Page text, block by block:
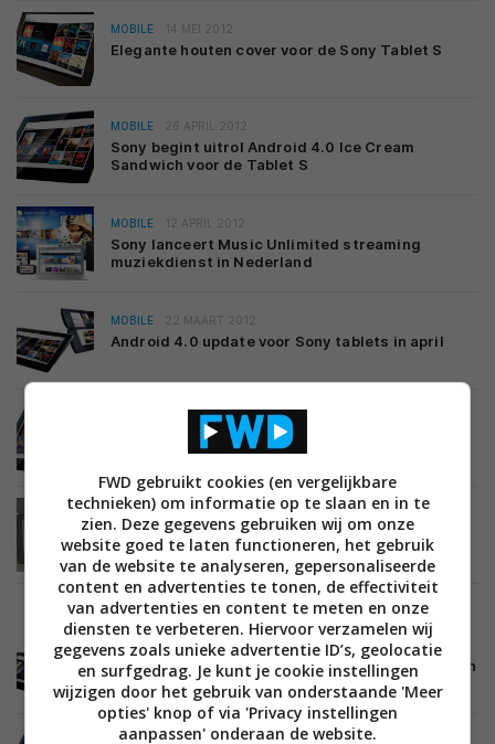
MOBILE 14 MEI 2012
Elegante houten cover voor de Sony Tablet S
MOBILE 26 APRIL 2012
Sony begint uitrol Android 4.0 Ice Cream
Sandwich voor de Tablet S
MOBILE 12 APRIL 2012
Sony lanceert Music Unlimited streaming
muziekdienst in Nederland
MOBILE 22 MAART 2012
Android 4.0 update voor Sony tablets in april
07 FEBRUARI 2012
Sony verlaagt prijs Tablet S
MOBILE
ASUS Eee Pad Transformer Prime GPS
vergelijkingstest
MOBILE 24 JANUARI 2012
Sony brengt Android 4.0 in lente naar Tablet S en
Tablet P
FWD gebruikt cookies (en vergelijkbare
technieken) om informatie op te slaan en in te
zien. Deze gegevens gebruiken wij om onze
website goed te laten functioneren, het gebruik
van de website te analyseren, gepersonaliseerde
content en advertenties te tonen, de effectiviteit
van advertenties en content te meten en onze
diensten te verbeteren. Hiervoor verzamelen wij
gegevens zoals unieke advertentie ID’s, geolocatie
en surfgedrag. Je kunt je cookie instellingen
wijzigen door het gebruik van onderstaande 'Meer
opties' knop of via 'Privacy instellingen
aanpassen' onderaan de website.